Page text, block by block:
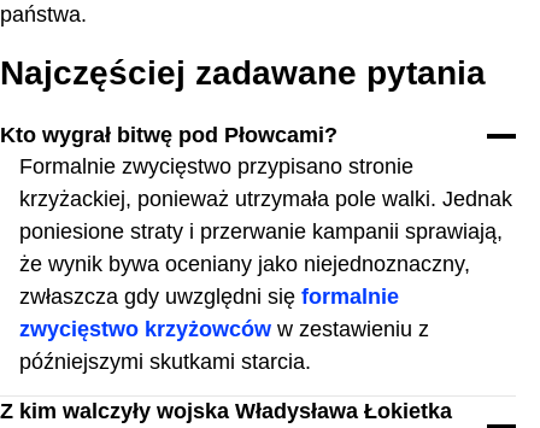
państwa.
Najczęściej zadawane pytania
Kto wygrał bitwę pod Płowcami?
Formalnie zwycięstwo przypisano stronie
krzyżackiej, ponieważ utrzymała pole walki. Jednak
poniesione straty i przerwanie kampanii sprawiają,
że wynik bywa oceniany jako niejednoznaczny,
zwłaszcza gdy uwzględni się formalnie
zwycięstwo krzyżowców w zestawieniu z
późniejszymi skutkami starcia.
Z kim walczyły wojska Władysława Łokietka